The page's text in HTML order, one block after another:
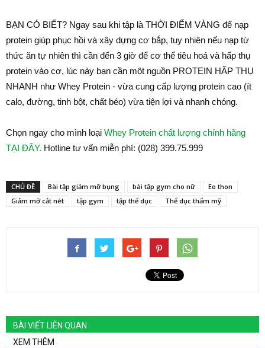
BẠN CÓ BIẾT? Ngay sau khi tập là THỜI ĐIỂM VÀNG để nạp
protein giúp phục hồi và xây dựng cơ bắp, tuy nhiên nếu nạp từ
thức ăn tự nhiên thì cần đến 3 giờ để cơ thể tiêu hoá và hấp thụ
protein vào cơ, lúc này bạn cần một nguồn PROTEIN HẤP THỤ
NHANH như Whey Protein - vừa cung cấp lượng protein cao (ít
calo, đường, tinh bột, chất béo) vừa tiện lợi và nhanh chóng.
Chọn ngay cho mình loại Whey Protein chất lượng chính hãng
TẠI ĐÂY. Hotline tư vấn miễn phí: (028) 399.75.999
CHỦ ĐỀ Bài tập giảm mỡ bụng bài tập gym cho nữ
Eo thon
Giảm mỡ cắt nét
tập gym tập thể dục Thể dục thẩm mỹ
BÀI VIẾT LIÊN QUAN
XEM THÊM